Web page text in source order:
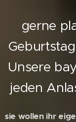
gerne
Unsere
jeden
sie wollen ihr